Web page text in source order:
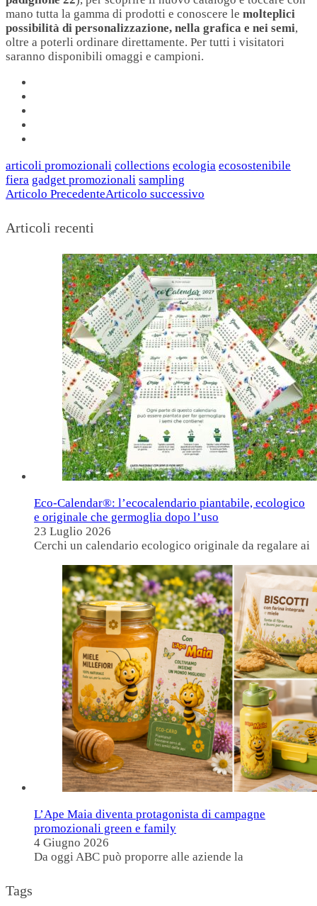
mano tutta la gamma di prodotti e conoscere le molteplici
possibilità di personalizzazione, nella grafica e nei semi,
oltre a poterli ordinare direttamente. Per tutti i visitatori
saranno disponibili omaggi e campioni.
articoli promozionali collections ecologia ecosostenibile
fiera gadget promozionali sampling
Articolo PrecedenteArticolo successivo
Articoli recenti
Eco-Calendar®: l’ecocalendario piantabile, ecologico
e originale che germoglia dopo l’uso
23 Luglio 2026
Cerchi un calendario ecologico originale da regalare ai
L’Ape Maia diventa protagonista di campagne
promozionali green e family
4 Giugno 2026
Da oggi ABC può proporre alle aziende la
Tags